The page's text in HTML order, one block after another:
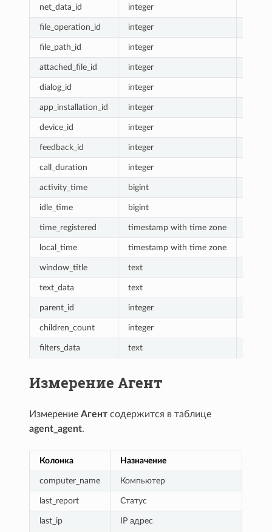
net_data_id integer
file_operation_id integer
file_path_id integer
attached_file_id integer
dialog_id integer
app_installation_id integer
device_id integer
feedback_id integer
call_duration integer
activity_time bigint
idle_time bigint
time_registered timestamp with time zone
local_time timestamp with time zone
window_title text
text_data text
parent_id integer
children_count integer
filters_data text
Измерение Агент
ИзмерениеАгент содержится в таблице
agent_agent.
Колонка Назначение
computer_name Компьютер
last_report Cтатус
last_ip IP адрес